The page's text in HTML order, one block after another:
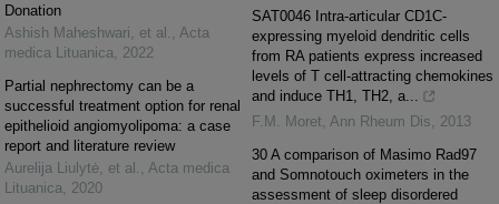
Donation
Ashish Maheshwari, et al.
Acta
medica Lituanica
2022
Partial nephrectomy can be a
successful treatment option for renal
epithelioid angiomyolipoma: a case
report and literature review
Aurelija Liulytė, et al.
Acta medica
Lituanica
2020
SAT0046 Intra-articular CD1C-
expressing myeloid dendritic cells
from RA patients express increased
levels of T cell-attracting chemokines
and induce TH1, TH2, a...
F.M. Moret Ann Rheum Dis
2013
30 A comparison of Masimo Rad97
and Somnotouch oximeters in the
assessment of sleep disordered